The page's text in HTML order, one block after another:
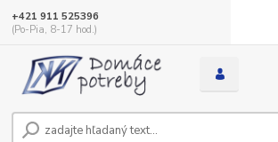
+421 911 525396
(Po-Pia, 8-17 hod.)